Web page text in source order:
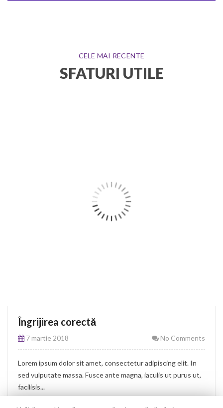
CELE MAI RECENTE
SFATURI UTILE
Îngrijirea corectă
7 martie 2018 No Comments
Lorem ipsum dolor sit amet, consectetur adipiscing elit. In
sed vulputate massa. Fusce ante magna, iaculis ut purus ut,
facilisis...